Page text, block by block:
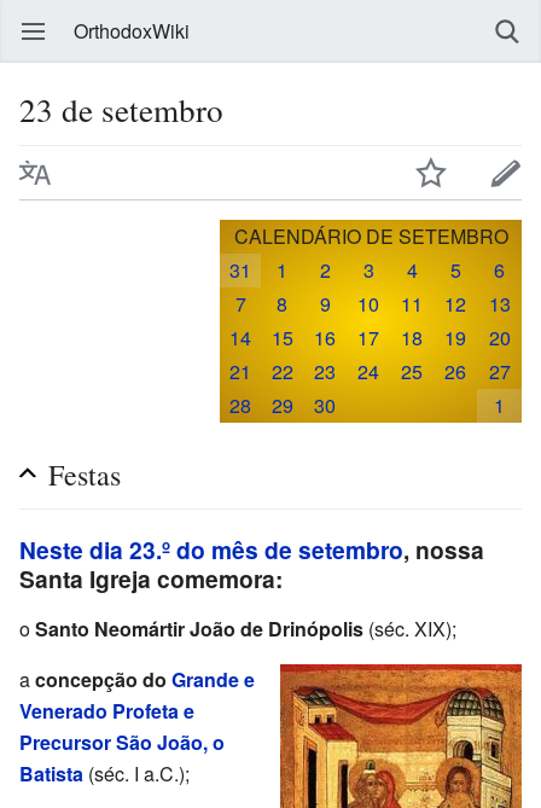
OrthodoxWiki
23 de setembro
CALENDÁRIO DE SETEMBRO
31
1 2 3 4 5
6
7
8 9 10 11 12
13
14
15 16 17 18 19
20
21
22 23 24 25 26
27
28
29 30 1
Festas
Neste dia 23.º do mês de setembro, nossa
Santa Igreja comemora:
oSanto Neomártir João de Drinópolis (séc. XIX);
aconcepção do Grande e
Venerado Profeta e
Precursor São João, o
Batista (séc. I a.C.);